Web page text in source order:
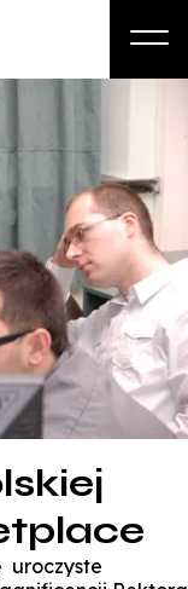
Studia
i kursy
Kandydat
Student
Biznes
Zapisz się na studia
uroczyste